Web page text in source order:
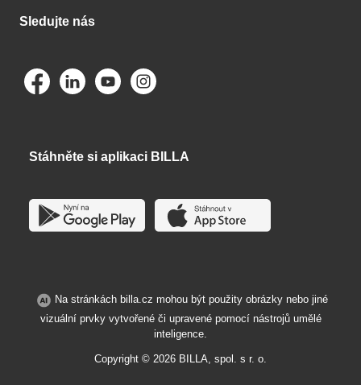
Sledujte nás
Stáhněte si aplikaci BILLA
Na stránkách billa.cz mohou být použity obrázky nebo jiné
vizuální prvky vytvořené či upravené pomocí nástrojů umělé
inteligence.
Copyright © 2026 BILLA, spol. s r. o.